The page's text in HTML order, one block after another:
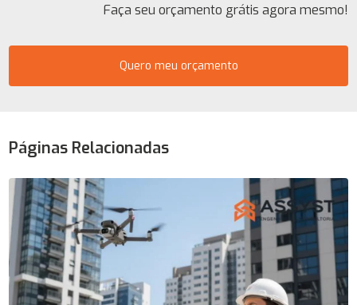
Faça seu orçamento grátis agora mesmo!
Quero meu orçamento
Páginas Relacionadas